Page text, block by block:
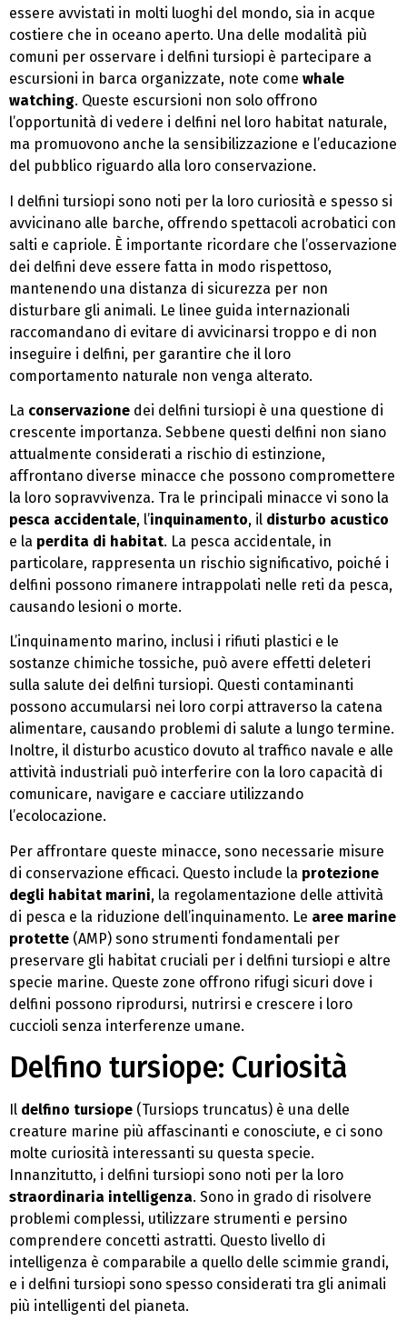
essere avvistati in molti luoghi del mondo, sia in acque
costiere che in oceano aperto. Una delle modalità più
comuni per osservare i delfini tursiopi è partecipare a
escursioni in barca organizzate, note come whale
watching. Queste escursioni non solo offrono
l’opportunità di vedere i delfini nel loro habitat naturale,
ma promuovono anche la sensibilizzazione e l’educazione
del pubblico riguardo alla loro conservazione.
I delfini tursiopi sono noti per la loro curiosità e spesso si
avvicinano alle barche, offrendo spettacoli acrobatici con
salti e capriole. È importante ricordare che l’osservazione
dei delfini deve essere fatta in modo rispettoso,
mantenendo una distanza di sicurezza per non
disturbare gli animali. Le linee guida internazionali
raccomandano di evitare di avvicinarsi troppo e di non
inseguire i delfini, per garantire che il loro
comportamento naturale non venga alterato.
La conservazione dei delfini tursiopi è una questione di
crescente importanza. Sebbene questi delfini non siano
attualmente considerati a rischio di estinzione,
affrontano diverse minacce che possono compromettere
la loro sopravvivenza. Tra le principali minacce vi sono la
pesca accidentale, l’inquinamento, il disturbo acustico
e la perdita di habitat. La pesca accidentale, in
particolare, rappresenta un rischio significativo, poiché i
delfini possono rimanere intrappolati nelle reti da pesca,
causando lesioni o morte.
L’inquinamento marino, inclusi i rifiuti plastici e le
sostanze chimiche tossiche, può avere effetti deleteri
sulla salute dei delfini tursiopi. Questi contaminanti
possono accumularsi nei loro corpi attraverso la catena
alimentare, causando problemi di salute a lungo termine.
Inoltre, il disturbo acustico dovuto al traffico navale e alle
attività industriali può interferire con la loro capacità di
comunicare, navigare e cacciare utilizzando
l’ecolocazione.
Per affrontare queste minacce, sono necessarie misure
di conservazione efficaci. Questo include la protezione
degli habitat marini, la regolamentazione delle attività
di pesca e la riduzione dell’inquinamento. Le aree marine
protette (AMP) sono strumenti fondamentali per
preservare gli habitat cruciali per i delfini tursiopi e altre
specie marine. Queste zone offrono rifugi sicuri dove i
delfini possono riprodursi, nutrirsi e crescere i loro
cuccioli senza interferenze umane.
Delfino tursiope: Curiosità
Il delfino tursiope (Tursiops truncatus) è una delle
creature marine più affascinanti e conosciute, e ci sono
molte curiosità interessanti su questa specie.
Innanzitutto, i delfini tursiopi sono noti per la loro
straordinaria intelligenza. Sono in grado di risolvere
problemi complessi, utilizzare strumenti e persino
comprendere concetti astratti. Questo livello di
intelligenza è comparabile a quello delle scimmie grandi,
e i delfini tursiopi sono spesso considerati tra gli animali
più intelligenti del pianeta.